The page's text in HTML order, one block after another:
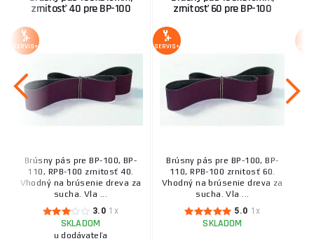
zrnitosť 40 pre BP-100
SERVIS+
Brúsny pás pre BP-100, BP-
110, RPB-100 zrnitosť 40.
Vhodný na brúsenie dreva za
sucha. Vla ...
3.0 1x
SKLADOM
u dodávateľa
zrnitosť 60 pre BP-100
SERVIS+
Brúsny pás pre BP-100, BP-
110, RPB-100 zrnitosť 60.
Vhodný na brúsenie dreva za
sucha. Vla ...
5.0 1x
SKLADOM